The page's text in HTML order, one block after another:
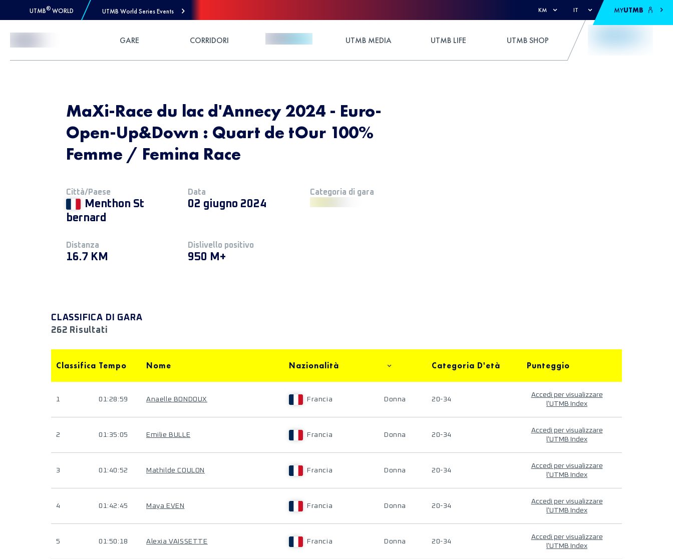
UTMB® WORLD UTMB World Series Events KM IT MYUTMB
GARE CORRIDORI UTMB MEDIA UTMB LIFE UTMB SHOP
MaXi-Race du lac d'Annecy 2024 - Euro-
Open-Up&Down : Quart de tOur 100%
Femme / Femina Race
Città/Paese
Menthon St
bernard
Data
02 giugno 2024
Categoria di gara
Distanza
16.7 KM
Dislivello positivo
950 M+
CLASSIFICA DI GARA
262 Risultati
Classifica Tempo Nome Nazionalità Categoria D'età Punteggio
1 01:28:59 Anaelle BONDOUX Francia Donna 20-34
Accedi per visualizzare
l'UTMB Index
2 01:35:05 Emilie BULLE Francia Donna 20-34
Accedi per visualizzare
l'UTMB Index
3 01:40:52 Mathilde COULON Francia Donna 20-34
Accedi per visualizzare
l'UTMB Index
4 01:42:45 Maya EVEN Francia Donna 20-34
Accedi per visualizzare
l'UTMB Index
5 01:50:18 Alexia VAISSETTE Francia Donna 20-34
Accedi per visualizzare
l'UTMB Index